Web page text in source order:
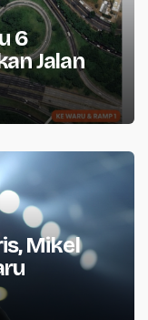
6
Jalan
Mikel